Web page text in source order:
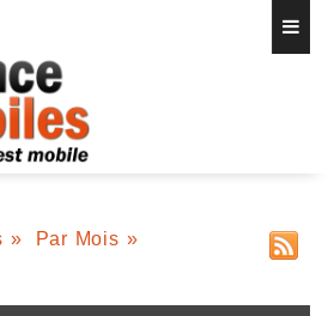
» Par Mois »